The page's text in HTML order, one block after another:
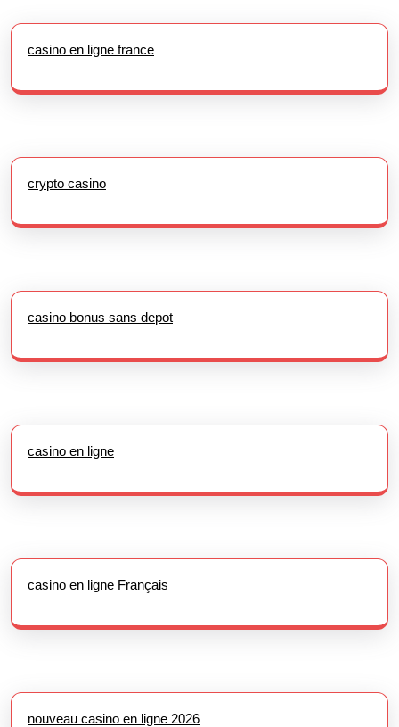
casino en ligne france
crypto casino
casino bonus sans depot
casino en ligne
casino en ligne Français
nouveau casino en ligne 2026